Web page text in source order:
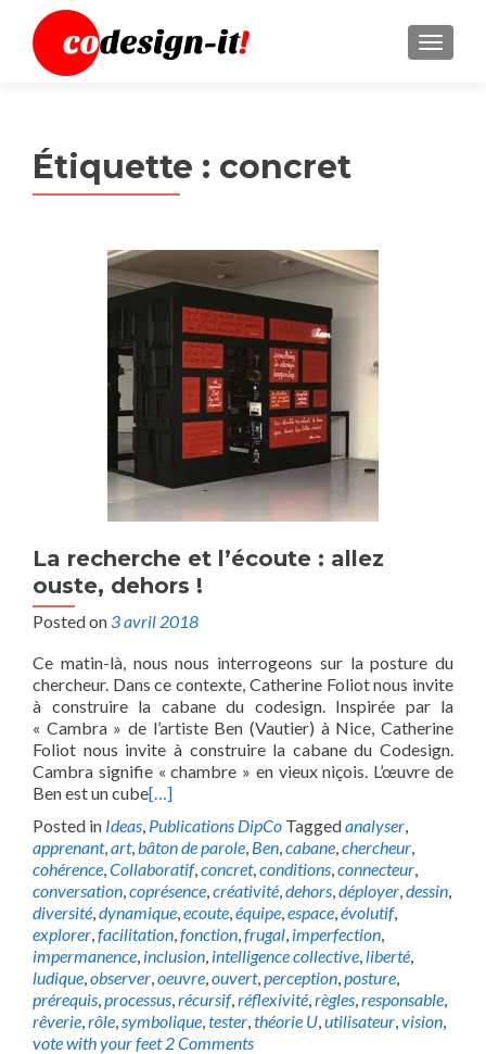
MENU
Étiquette : concret
La recherche et l’écoute : allez
ouste, dehors !
Posted on 3 avril 2018
Ce matin-là, nous nous interrogeons sur la posture du
chercheur. Dans ce contexte, Catherine Foliot nous invite
à construire la cabane du codesign. Inspirée par la
« Cambra » de l’artiste Ben (Vautier) à Nice, Catherine
Foliot nous invite à construire la cabane du Codesign.
Cambra signifie « chambre » en vieux niçois. L’œuvre de
Ben est un cube[…]
Posted in Ideas, Publications DipCo Taggedanalyser,
apprenant,art,bâton de parole, Ben,cabane,chercheur,
cohérence,Collaboratif,concret,conditions,connecteur,
conversation,coprésence,créativité,dehors,déployer,dessin,
diversité,dynamique,ecoute,équipe,espace,évolutif,
explorer,facilitation,fonction,frugal, imperfection,
impermanence, inclusion, intelligence collective, liberté,
ludique,observer,oeuvre,ouvert,perception,posture,
prérequis,processus,récursif,réflexivité,règles,responsable,
rêverie,rôle,symbolique,tester,théorie U,utilisateur,vision,
vote with your feet 2 Comments